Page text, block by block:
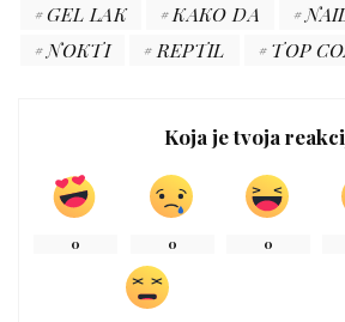
GEL LAK
KAKO DA
NOKTI
REPTIL TOP
Koja je tvoja
0 0 0